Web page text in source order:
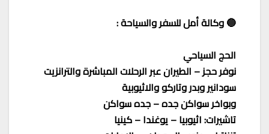
🔵 وكالة أمل للسفر والسياحة :
الحج السياحي
نوفر حجز – الطيران عبر الرحلات المباشرة والترانزيت
سودانير وبدر وتاركو والاثيوبية
وبواخر سواكن جده – جده سواكن
تاشيرات: اثيوبيا – يوغندا – كينيا